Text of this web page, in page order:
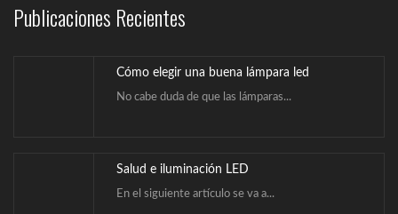
Publicaciones Recientes
No cabe duda de que las lámparas...